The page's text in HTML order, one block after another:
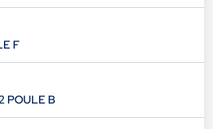
F
POULE B